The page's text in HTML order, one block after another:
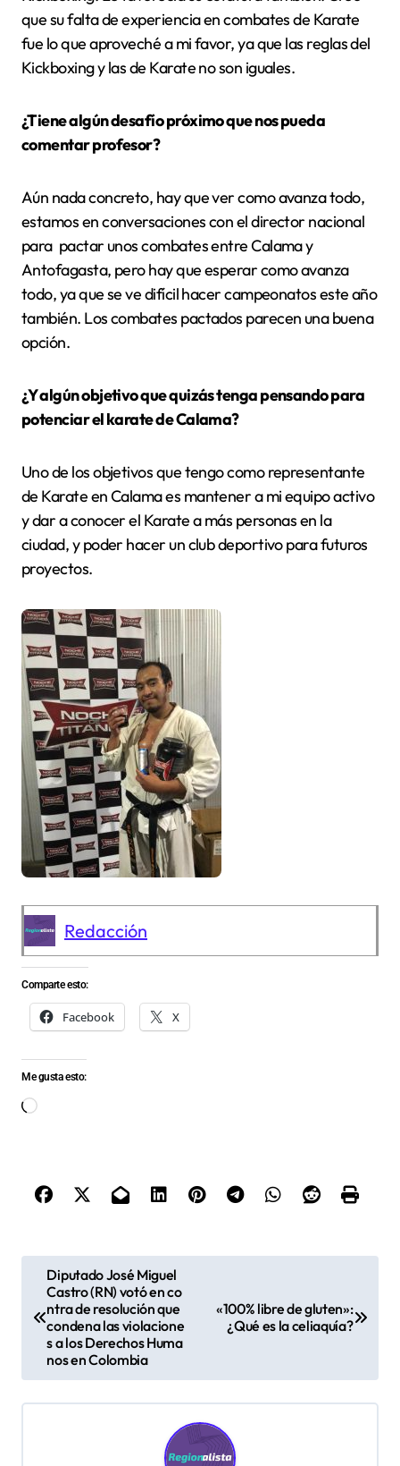
que su falta de experiencia en combates de Karate
fue lo que aproveché a mi favor, ya que las reglas del
Kickboxing y las de Karate no son iguales.
¿Tiene algún desafío próximo que nos pueda
comentar profesor?
Aún nada concreto, hay que ver como avanza todo,
estamos en conversaciones con el director nacional
para pactar unos combates entre Calama y
Antofagasta, pero hay que esperar como avanza
todo, ya que se ve difícil hacer campeonatos este año
también. Los combates pactados parecen una buena
opción.
¿Y algún objetivo que quizás tenga pensando para
potenciar el karate de Calama?
Uno de los objetivos que tengo como representante
de Karate en Calama es mantener a mi equipo activo
y dar a conocer el Karate a más personas en la
ciudad, y poder hacer un club deportivo para futuros
proyectos.
Redacción
Comparte esto:
Facebook X
Me gusta esto:
Cargando...
g
Diputado José Miguel
Castro (RN) votó en co
ntra de resolución que
condena las violacione
s a los Derechos Huma
nos en Colombia
«100% libre de gluten»:
¿Qué es la celiaquía?